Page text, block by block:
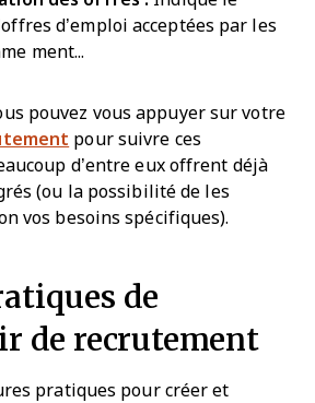
d’emploi acceptées par les
ment...
pouvez vous appuyer sur votre
pour suivre ces
d’entre eux offrent déjà
(ou la possibilité de les
vos besoins spécifiques).
de
de recrutement
pratiques pour créer et